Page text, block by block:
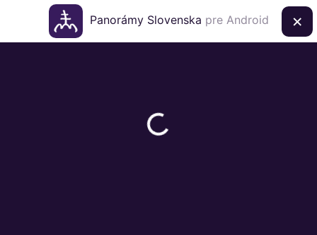
Panorámy Slovenska pre Android ×